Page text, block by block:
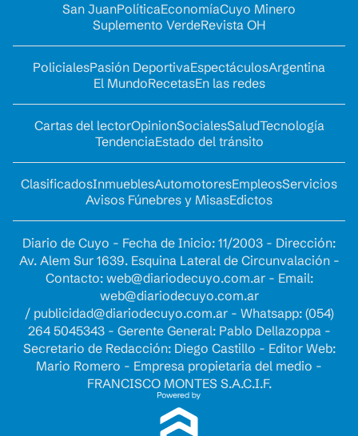
San JuanPolíticaEconomíaCuyo Minero
Suplemento VerdeRevista OH
PolicialesPasión DeportivaEspectáculosArgentina
El MundoRecetasEn las redes
Cartas del lectorOpinionSocialesSaludTecnología
TendenciaEstado del tránsito
ClasificadosInmueblesAutomotoresEmpleosServicios
Avisos Fúnebres y MisasEdictos
Diario de Cuyo - Fecha de Inicio: 11/2003 - Dirección:
Av. Alem Sur 1639. Esquina Lateral de Circunvalación -
Contacto: web@diariodecuyo.com.ar- Email:
web@diariodecuyo.com.ar
/ publicidad@diariodecuyo.com.ar- Whatsapp: (054)
264 5045343 - Gerente General: Pablo Dellazoppa -
Secretario de Redacción: Diego Castillo - Editor Web:
Mario Romero - Empresa propietaria del medio -
FRANCISCO MONTES S.A.C.I.F.